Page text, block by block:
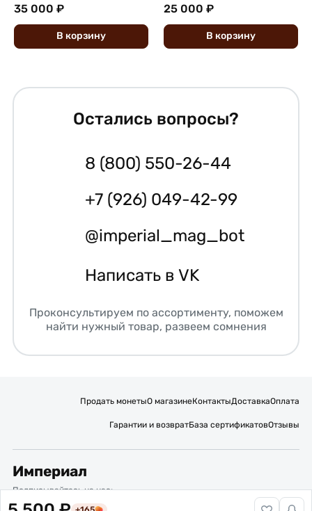
35 000 ₽
В корзину
25 000 ₽
В корзину
Остались вопросы?
8 (800) 550-26-44
+7 (926) 049-42-99
@imperial_mag_bot
Написать в VK
Проконсультируем по ассортименту, поможем
найти нужный товар, развеем сомнения
Продать монетыО магазинеКонтактыДоставкаОплата
Гарантии и возвратБаза сертификатовОтзывы
Империал
Подписывайтесь на нас: